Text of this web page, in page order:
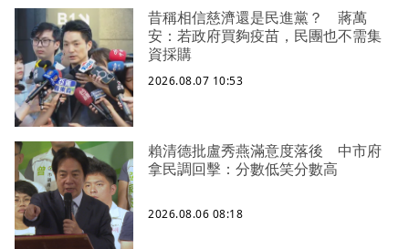
昔稱相信慈濟還是民進黨？ 蔣萬
安：若政府買夠疫苗，民團也不需集
資採購
2026.08.07 10:53
賴清德批盧秀燕滿意度落後 中市府
拿民調回擊：分數低笑分數高
2026.08.06 08:18